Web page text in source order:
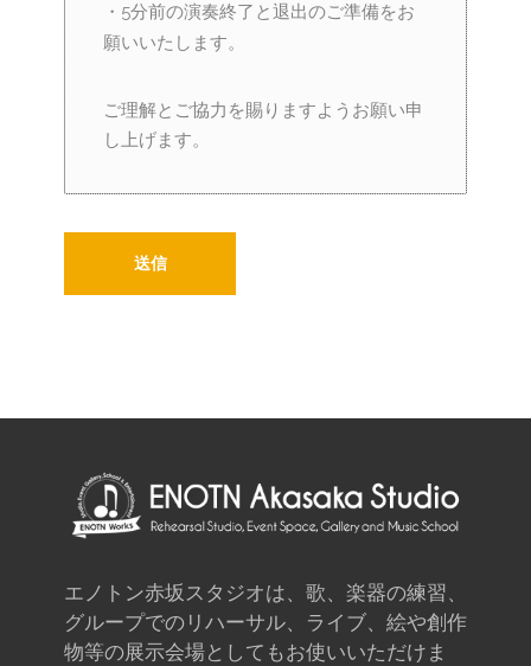
・5分前の演奏終了と退出のご準備をお
願いいたします。
ご理解とご協力を賜りますようお願い申
し上げます。
エノトン赤坂スタジオは、歌、楽器の練習、
グループでのリハーサル、ライブ、絵や創作
物等の展示会場としてもお使いいただけま